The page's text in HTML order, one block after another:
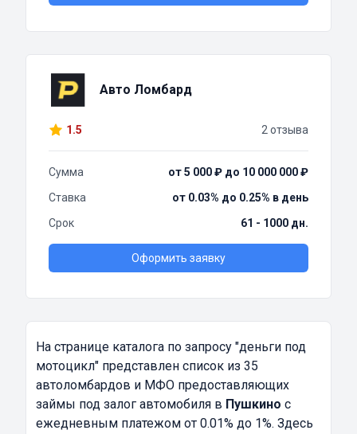
Авто Ломбард
1.5 2 отзыва
Сумма
от 5 000 ₽ до 10 000 000 ₽
Ставка
от 0.03% до 0.25% в день
Срок
61 - 1000 дн.
Оформить заявку
На странице каталога по запросу "деньги под
мотоцикл" представлен список из 35
автоломбардов и МФО предоставляющих
займы под залог автомобиля в Пушкино с
ежедневным платежом от 0.01% до 1%. Здесь